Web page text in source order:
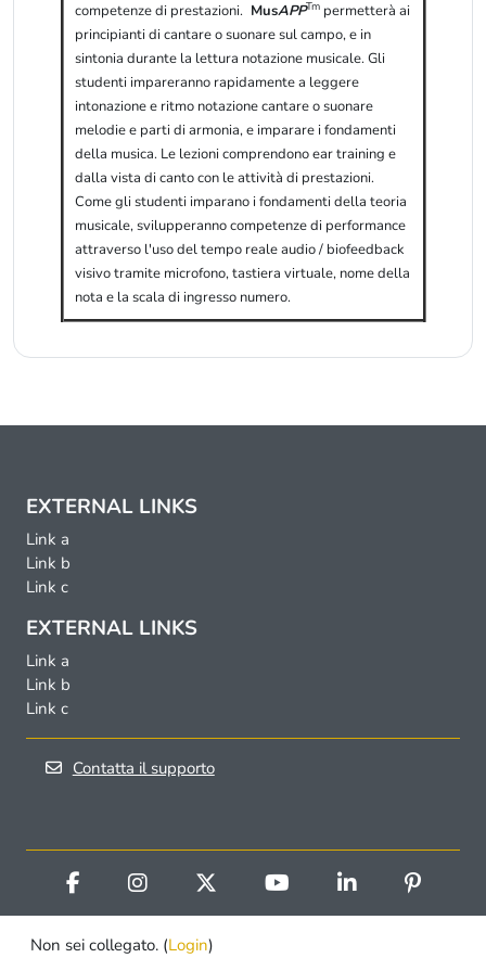
competenze di prestazioni. MusAPPTmpermetterà ai
principianti di cantare o suonare sul campo, e in
sintonia durante la lettura notazione musicale. Gli
studenti impareranno rapidamente a leggere
intonazione e ritmo notazione cantare o suonare
melodie e parti di armonia, e imparare i fondamenti
della musica. Le lezioni comprendono ear training e
dalla vista di canto con le attività di prestazioni.
Come gli studenti imparano i fondamenti della teoria
musicale, svilupperanno competenze di performance
attraverso l'uso del tempo reale audio / biofeedback
visivo tramite microfono, tastiera virtuale, nome della
nota e la scala di ingresso numero.
EXTERNAL LINKS
Link a
Link b
Link c
EXTERNAL LINKS
Link a
Link b
Link c
Contatta il supporto
Non sei collegato. (Login)